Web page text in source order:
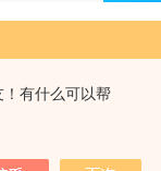
有什么可以帮
多参数